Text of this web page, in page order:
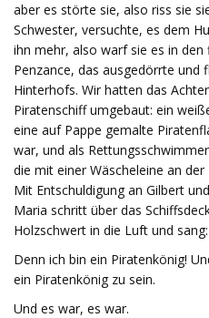
aber es störte sie, also riss sie
Schwester, versuchte, es dem
ihn mehr, also warf sie es in
Penzance, das ausgedörrte und
Hinterhofs. Wir hatten das
Piratenschiff umgebaut: ein
eine auf Pappe gemalte
war, und als
die mit einer Wäscheleine an
Mit Entschuldigung an Gilbert
Maria schritt über das
Holzschwert in die Luft und sang:
Denn ich bin ein Piratenkönig!
ein Piratenkönig zu sein.
Und es war, es war.